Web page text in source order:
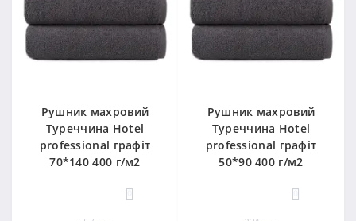
Рушник махровий
Туреччина Hotel
professional графіт
70*140 400 г/м2
0
Рушник махровий
Туреччина Hotel
professional графіт
50*90 400 г/м2
0